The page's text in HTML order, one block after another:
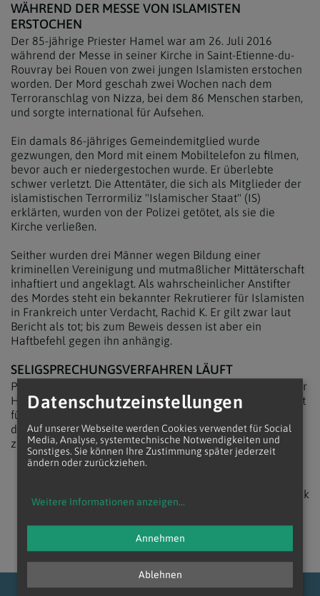
WÄHREND DER MESSE VON ISLAMISTEN
ERSTOCHEN
Der 85-jährige Priester Hamel war am 26. Juli 2016
während der Messe in seiner Kirche in Saint-Etienne-du-
Rouvray bei Rouen von zwei jungen Islamisten erstochen
worden. Der Mord geschah zwei Wochen nach dem
Terroranschlag von Nizza, bei dem 86 Menschen starben,
und sorgte international für Aufsehen.
Ein damals 86-jähriges Gemeindemitglied wurde
gezwungen, den Mord mit einem Mobiltelefon zu filmen,
bevor auch er niedergestochen wurde. Er überlebte
schwer verletzt. Die Attentäter, die sich als Mitglieder der
islamistischen Terrormiliz "Islamischer Staat" (IS)
erklärten, wurden von der Polizei getötet, als sie die
Kirche verließen.
Seither wurden drei Männer wegen Bildung einer
kriminellen Vereinigung und mutmaßlicher Mittäterschaft
inhaftiert und angeklagt. Als wahrscheinlicher Anstifter
des Mordes steht ein bekannter Rekrutierer für Islamisten
in Frankreich unter Verdacht, Rachid K. Er gilt zwar laut
Bericht als tot; bis zum Beweis dessen ist aber ein
Haftbefehl gegen ihn anhängig.
SELIGSPRECHUNGSVERFAHREN LÄUFT
Papst Franziskus bezeichnete den normannischen Priester
Hamel 2016 als "Märtyrer" und gab vorzeitig Grünes Licht
für sein Seligsprechungsverfahren. Seit April 2019 liegt
das in der Erzdiözese Rouen erstellte Dossier bei der
zuständigen Behörde im Vatikan.
zurück
Datenschutzeinstellungen
Auf unserer Webseite werden Cookies verwendet für Social
Media, Analyse, systemtechnische Notwendigkeiten und
Sonstiges. Sie können Ihre Zustimmung später jederzeit
ändern oder zurückziehen.
Weitere Informationen anzeigen...
Ablehnen
Annehmen